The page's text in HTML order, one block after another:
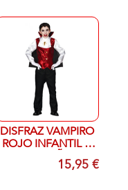
DISFRAZ VAMPIRO
ROJO INFANTIL T-
10/12 AÑOS15,95 €